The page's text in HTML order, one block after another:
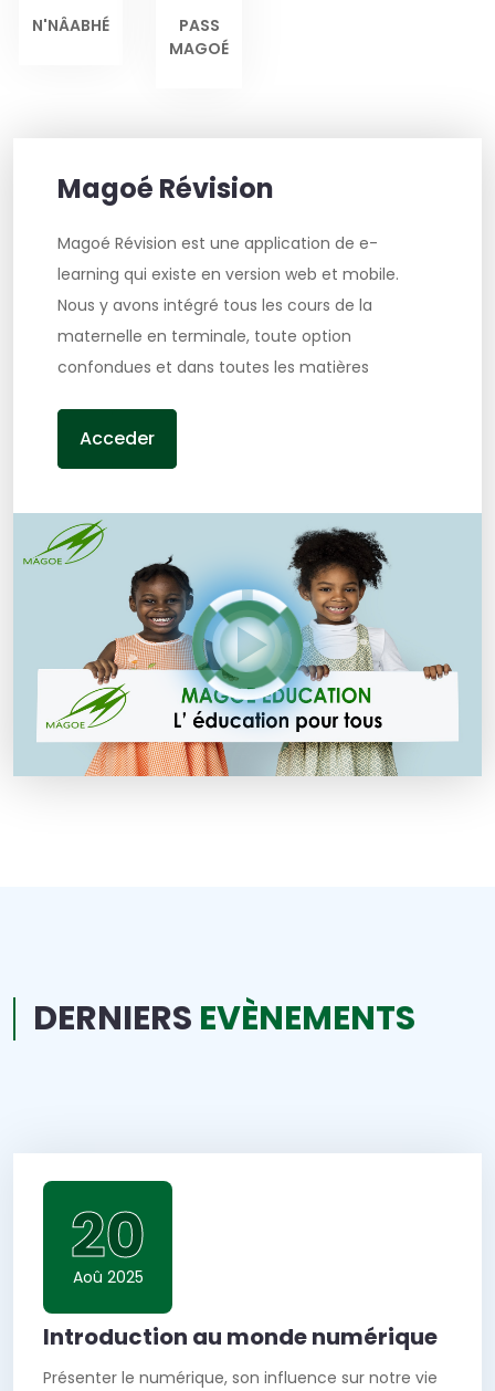
N'NÂABHÉ
PASS
MAGOÉ
Magoé Révision
Magoé Révision est une application de e-
learning qui existe en version web et mobile.
Nous y avons intégré tous les cours de la
maternelle en terminale, toute option
confondues et dans toutes les matières
Acceder
DERNIERS EVÈNEMENTS
20
Aoû 2025
Introduction au monde numérique
Présenter le numérique, son influence sur notre vie